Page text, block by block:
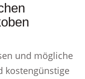
und mögliche
kostengünstige